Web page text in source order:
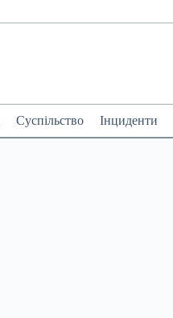
Суспільство Інциденти